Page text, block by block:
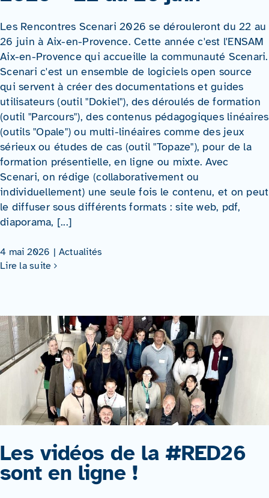
Les Rencontres Scenari 2026 se dérouleront du 22 au
26 juin à Aix-en-Provence. Cette année c'est l'ENSAM
Aix-en-Provence qui accueille la communauté Scenari.
Scenari c'est un ensemble de logiciels open source
qui servent à créer des documentations et guides
utilisateurs (outil "Dokiel"), des déroulés de formation
(outil "Parcours"), des contenus pédagogiques linéaires
(outils "Opale") ou multi-linéaires comme des jeux
sérieux ou études de cas (outil "Topaze"), pour de la
formation présentielle, en ligne ou mixte. Avec
Scenari, on rédige (collaborativement ou
individuellement) une seule fois le contenu, et on peut
le diffuser sous différents formats : site web, pdf,
diaporama, [...]
4 mai 2026 | Actualités
Lire la suite
Les vidéos de la #RED26
sont en ligne !